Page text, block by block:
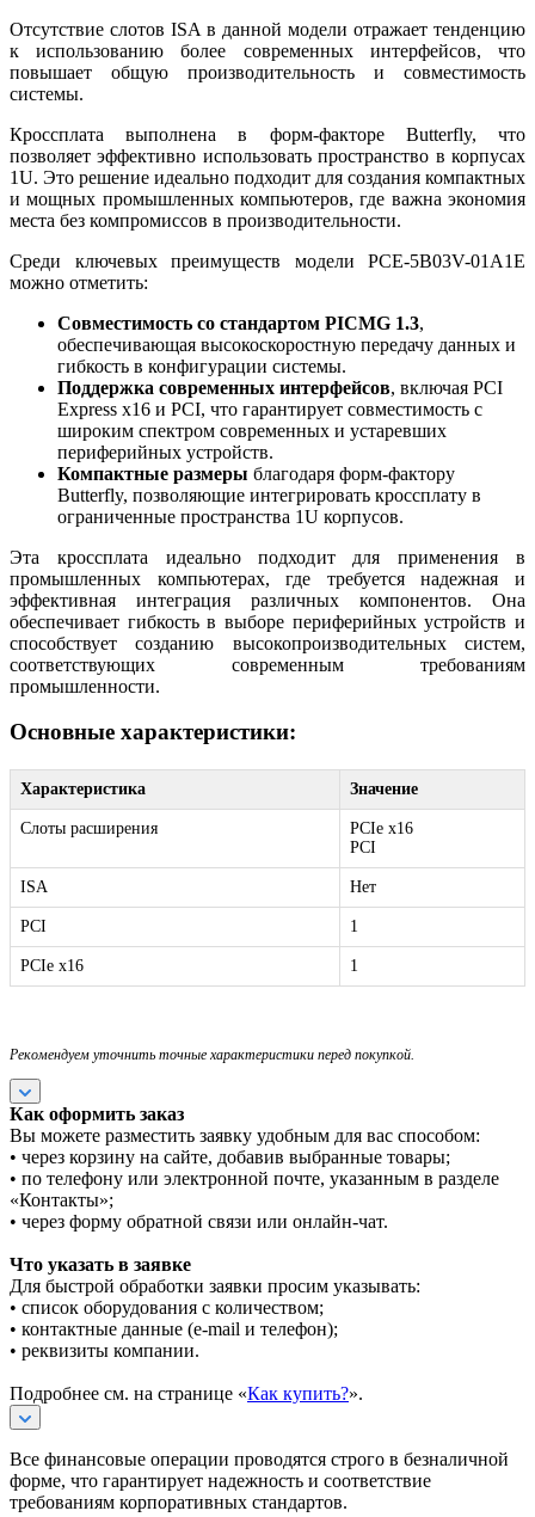
Отсутствие слотов ISA в данной модели отражает тенденцию
к использованию более современных интерфейсов, что
повышает общую производительность и совместимость
системы.
Кроссплата выполнена в форм-факторе Butterfly, что
позволяет эффективно использовать пространство в корпусах
1U. Это решение идеально подходит для создания компактных
и мощных промышленных компьютеров, где важна экономия
места без компромиссов в производительности.
Среди ключевых преимуществ модели PCE-5B03V-01A1E
можно отметить:
Совместимость со стандартом PICMG 1.3,
обеспечивающая высокоскоростную передачу данных и
гибкость в конфигурации системы.
Поддержка современных интерфейсов, включая PCI
Express x16 и PCI, что гарантирует совместимость с
широким спектром современных и устаревших
периферийных устройств.
Компактные размеры благодаря форм-фактору
Butterfly, позволяющие интегрировать кроссплату в
ограниченные пространства 1U корпусов.
Эта кроссплата идеально подходит для применения в
промышленных компьютерах, где требуется надежная и
эффективная интеграция различных компонентов. Она
обеспечивает гибкость в выборе периферийных устройств и
способствует созданию высокопроизводительных систем,
соответствующих современным требованиям
промышленности.
Основные характеристики:
Характеристика Значение
Слоты расширения
PCIe x16
PCI
ISA Нет
PCI 1
PCIe x16 1
Рекомендуем уточнить точные характеристики перед покупкой.
Как оформить заказ
Вы можете разместить заявку удобным для вас способом:
• через корзину на сайте, добавив выбранные товары;
• по телефону или электронной почте, указанным в разделе
«Контакты»;
• через форму обратной связи или онлайн-чат.
Что указать в заявке
Для быстрой обработки заявки просим указывать:
• список оборудования с количеством;
• контактные данные (e-mail и телефон);
• реквизиты компании.
Подробнее см. на странице «Как купить?».
Все финансовые операции проводятся строго в безналичной
форме, что гарантирует надежность и соответствие
требованиям корпоративных стандартов.